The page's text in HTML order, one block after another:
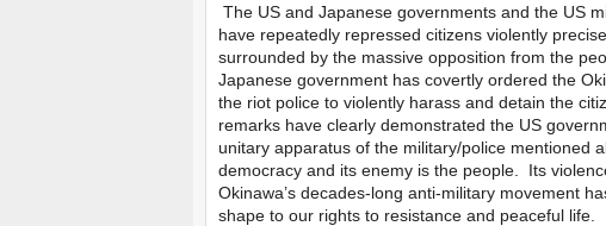
The US and Japanese governments and the US
have repeatedly repressed citizens violently
surrounded by the massive opposition from the
Japanese government has covertly ordered the
the riot police to violently harass and detain the
remarks have clearly demonstrated the US
unitary apparatus of the military/police mentioned
democracy and its enemy is the people. Its
Okinawa’s decades-long anti-military movement
shape to our rights to resistance and peaceful life.